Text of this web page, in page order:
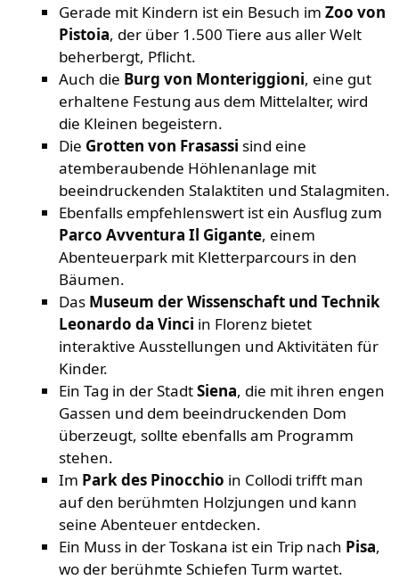
Gerade mit Kindern ist ein Besuch im Zoo von
Pistoia, der über 1.500 Tiere aus aller Welt
beherbergt, Pflicht.
Auch die Burg von Monteriggioni, eine gut
erhaltene Festung aus dem Mittelalter, wird
die Kleinen begeistern.
Die Grotten von Frasassi sind eine
atemberaubende Höhlenanlage mit
beeindruckenden Stalaktiten und Stalagmiten.
Ebenfalls empfehlenswert ist ein Ausflug zum
Parco Avventura Il Gigante, einem
Abenteuerpark mit Kletterparcours in den
Bäumen.
Das Museum der Wissenschaft und Technik
Leonardo da Vinci in Florenz bietet
interaktive Ausstellungen und Aktivitäten für
Kinder.
Ein Tag in der StadtSiena, die mit ihren engen
Gassen und dem beeindruckenden Dom
überzeugt, sollte ebenfalls am Programm
stehen.
Im Park des Pinocchio in Collodi trifft man
auf den berühmten Holzjungen und kann
seine Abenteuer entdecken.
Ein Muss in der Toskana ist ein Trip nach Pisa,
wo der berühmte Schiefen Turm wartet.